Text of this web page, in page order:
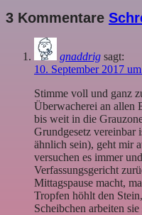
3 Kommentare
gnaddrig sagt:
10. September 2017
Stimme voll und ganz
Überwacherei an allen
bis weit in die
Grundgesetz vereinbar
ähnlich sein), geht mir
versuchen es immer
Verfassungsgericht
Mittagspause macht,
Tropfen höhlt den
Scheibchen arbeiten